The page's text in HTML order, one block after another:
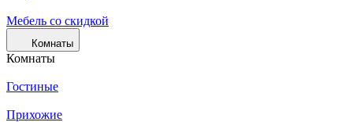
Мебель со скидкой
Комнаты
Комнаты
Гостиные
Прихожие